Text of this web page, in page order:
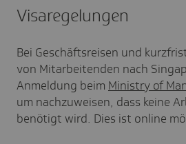
Visaregelungen
Bei Geschäftsreisen und
von Mitarbeitenden nach
Anmeldung beim Ministry of
um nachzuweisen, dass keine
benötigt wird. Dies ist online